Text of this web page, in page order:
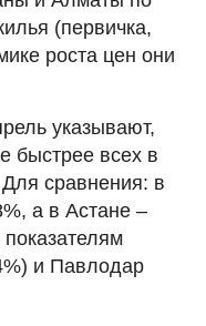
(первичка,
роста цен они
указывают,
быстрее всех в
сравнения: в
а в Астане –
и Павлодар